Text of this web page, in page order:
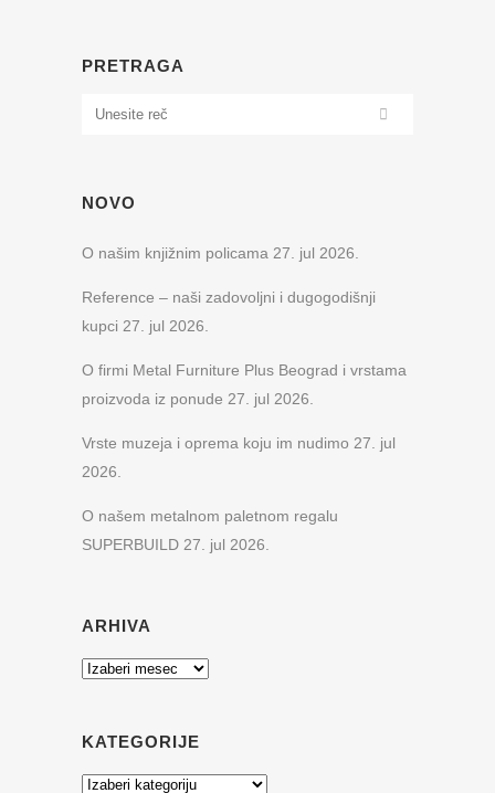
PRETRAGA
NOVO
O našim knjižnim policama 27. jul 2026.
Reference – naši zadovoljni i dugogodišnji
kupci 27. jul 2026.
O firmi Metal Furniture Plus Beograd i vrstama
proizvoda iz ponude 27. jul 2026.
Vrste muzeja i oprema koju im nudimo 27. jul
2026.
O našem metalnom paletnom regalu
SUPERBUILD 27. jul 2026.
ARHIVA
Arhiva
KATEGORIJE
Kategorije